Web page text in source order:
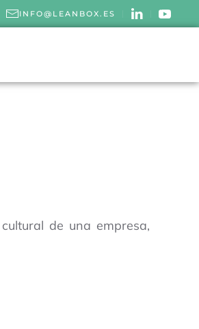
INFO@LEANBOX.ES
de una empresa,